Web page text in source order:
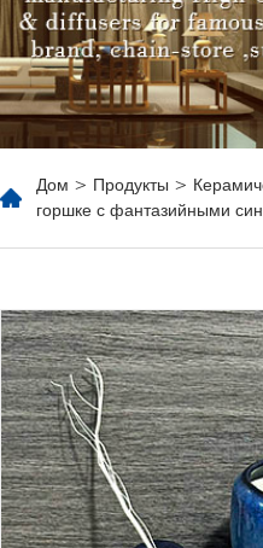
Дом > Продукты >
горшке с фантазийными